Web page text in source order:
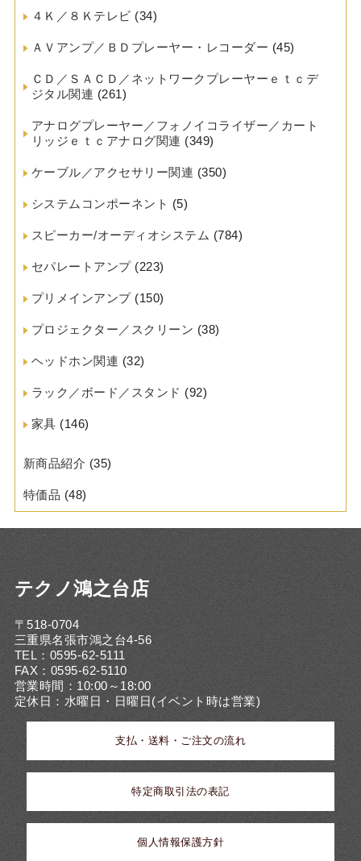
４Ｋ／８Ｋテレビ (34)
ＡＶアンプ／ＢＤプレーヤー・レコーダー (45)
ＣＤ／ＳＡＣＤ／ネットワークプレーヤーｅｔｃデ
ジタル関連 (261)
アナログプレーヤー／フォノイコライザー／カート
リッジｅｔｃアナログ関連 (349)
ケーブル／アクセサリー関連 (350)
システムコンポーネント (5)
スピーカー/オーディオシステム (784)
セパレートアンプ(223)
プリメインアンプ(150)
プロジェクター／スクリーン (38)
ヘッドホン関連 (32)
ラック／ボード／スタンド (92)
家具 (146)
新商品紹介 (35)
特価品 (48)
テクノ鴻之台店
〒518-0704
三重県名張市鴻之台4-56
TEL：0595-62-5111
FAX：0595-62-5110
営業時間：10:00～18:00
定休日：水曜日・日曜日(イベント時は営業)
支払・送料・ご注文の流れ
特定商取引法の表記
個人情報保護方針